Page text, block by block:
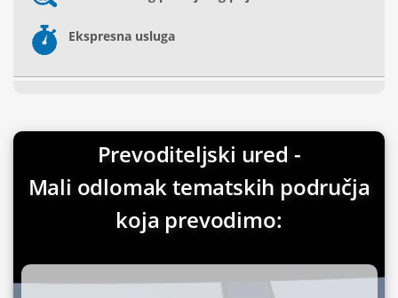
Ekspresna usluga
Prevoditeljski ured -
Mali odlomak tematskih područja
koja prevodimo: